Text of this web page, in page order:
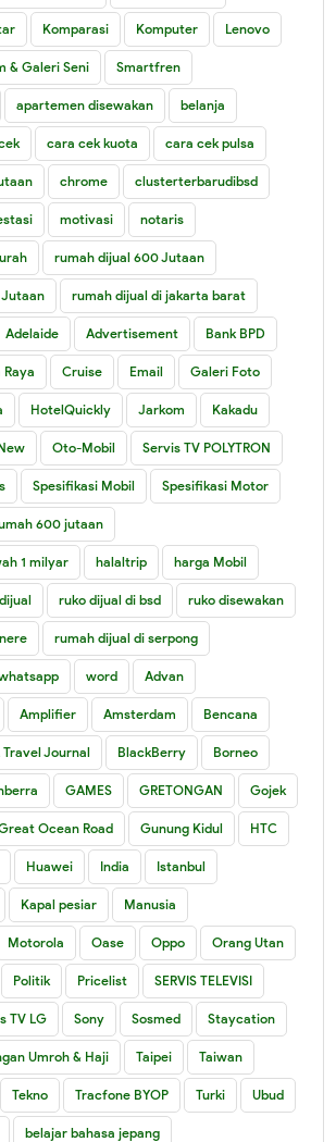
Komparasi Komputer Lenovo
& Galeri Seni Smartfren
apartemen disewakan belanja
cara cek kuota cara cek pulsa
chrome clusterterbarudibsd
motivasi notaris
rumah dijual 600 Jutaan
rumah dijual di jakarta barat
Adelaide Advertisement Bank BPD
Cruise Email Galeri Foto
HotelQuickly Jarkom Kakadu
Oto-Mobil Servis TV POLYTRON
Spesifikasi Mobil Spesifikasi Motor
600 jutaan
1 milyar halaltrip harga Mobil
ruko dijual di bsd ruko disewakan
rumah dijual di serpong
word Advan
Amplifier Amsterdam Bencana
Travel Journal BlackBerry Borneo
GAMES GRETONGAN Gojek
Ocean Road Gunung Kidul HTC
Huawei India Istanbul
Kapal pesiar Manusia
Motorola Oase Oppo Orang Utan
Politik Pricelist SERVIS TELEVISI
TV LG Sony Sosmed Staycation
Umroh & Haji Taipei Taiwan
Tekno Tracfone BYOP Turki Ubud
belajar bahasa jepang